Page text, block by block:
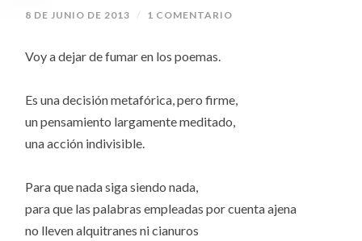
8 DE JUNIO DE 2013 / 1 COMENTARIO
Voy a dejar de fumar en los poemas.
Es una decisión metafórica, pero firme,
un pensamiento largamente meditado,
una acción indivisible.
Para que nada siga siendo nada,
para que las palabras empleadas por cuenta ajena
no lleven alquitranes ni cianuros